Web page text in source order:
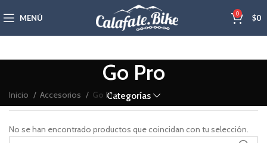
MENÚ 0 $0
Go Pro
Categorías
Inicio Accesorios Go Pro
No se han encontrado productos que coincidan con tu selección.